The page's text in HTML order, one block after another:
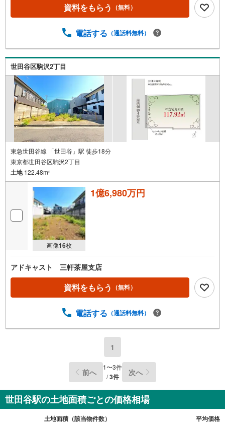
の高低差無し！**弊社独自のお得な「平日会員制度」あり
資料をもらう （無料）
電話する （通話料無料）
世田谷区駒沢2丁目
東急世田谷線 「世田谷」駅 徒歩18分
東京都世田谷区駒沢2丁目
土地122.48m2
画像16枚
1億6,980万円
アドキャスト 三軒茶屋支店
資料をもらう （無料）
電話する （通話料無料）
1
前へ 1〜3件
/3件 次へ
世田谷駅の土地面積ごとの価格相場
土地面積（該当物件数） 平均価格